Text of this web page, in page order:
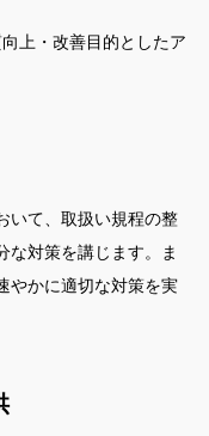
上・改善目的としたア
いて、取扱い規程の整
な対策を講じます。ま
やかに適切な対策を実